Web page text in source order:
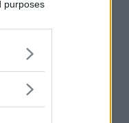
purposes
den
från